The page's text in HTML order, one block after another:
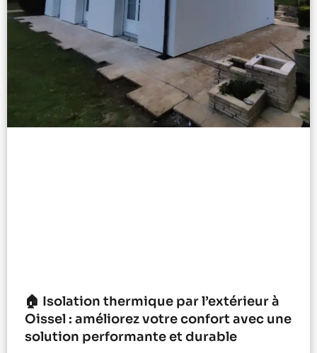
🏠 Isolation thermique par l’extérieur à
Oissel : améliorez votre confort avec une
solution performante et durable